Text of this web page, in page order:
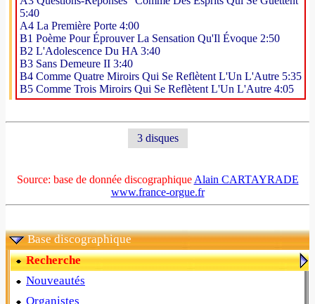
5:40
A4 La Première Porte 4:00
B1 Poème Pour Éprouver La Sensation Qu'Il Évoque 2:50
B2 L'Adolescence Du HA 3:40
B3 Sans Demeure II 3:40
B4 Comme Quatre Miroirs Qui Se Reflètent L'Un L'Autre 5:35
B5 Comme Trois Miroirs Qui Se Reflètent L'Un L'Autre 4:05
3 disques
Source: base de donnée discographique Alain CARTAYRADE
www.france-orgue.fr
Base discographique
Recherche
Nouveautés
Organistes